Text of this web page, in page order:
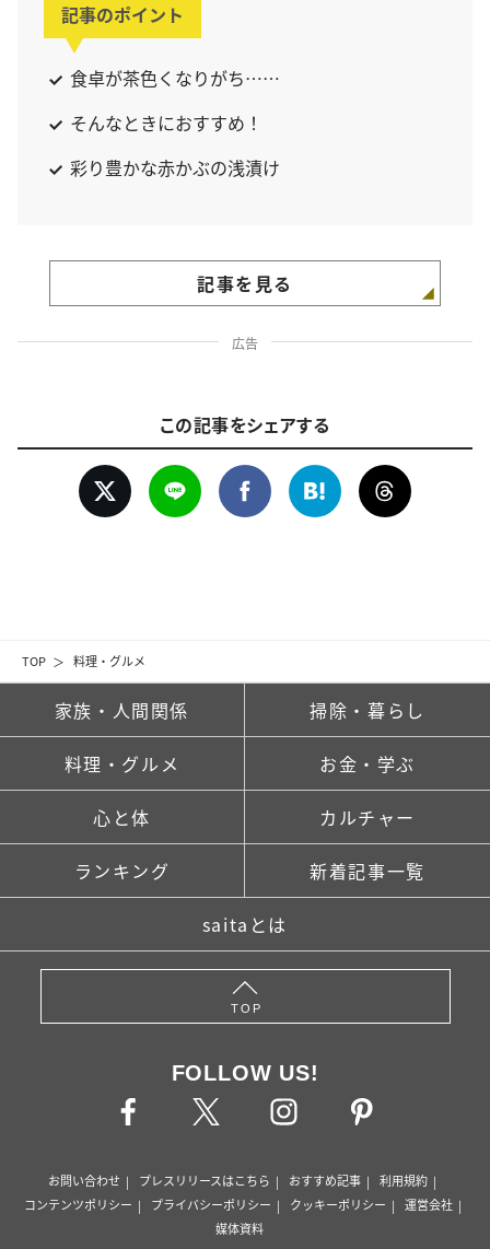
TOP 料理・グルメ
記事のポイント
食卓が茶色くなりがち……
そんなときにおすすめ！
彩り豊かな赤かぶの浅漬け
記事を見る
広告
この記事をシェアする
家族・人間関係 掃除・暮らし
料理・グルメ お金・学ぶ
心と体 カルチャー
ランキング 新着記事一覧
saitaとは
TOP
FOLLOW US!
お問い合わせ プレスリリースはこちら おすすめ記事
利用規約
コンテンツポリシー
プライバシーポリシー クッキーポリシー
運営会社
媒体資料